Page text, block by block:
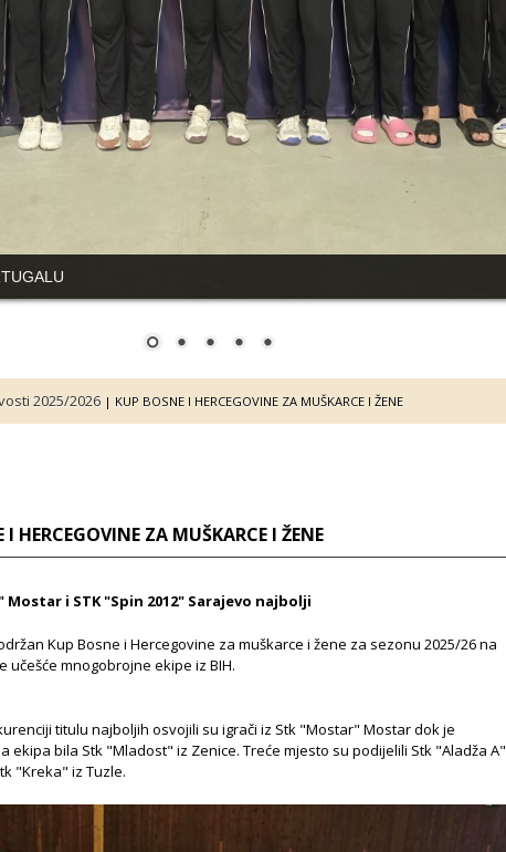
2025/2026 | KUP BOSNE I HERCEGOVINE ZA MUŠKARCE I ŽENE
I HERCEGOVINE ZA MUŠKARCE I ŽENE
Mostar i STK "Spin 2012" Sarajevo najbolji
Kup Bosne i Hercegovine za muškarce i žene za sezonu 2025/26 na
učešće mnogobrojne ekipe iz BIH.
titulu najboljih osvojili su igrači iz Stk "Mostar" Mostar dok je
ekipa bila Stk "Mladost" iz Zenice. Treće mjesto su podijelili Stk "Aladža A"
"Kreka" iz Tuzle.